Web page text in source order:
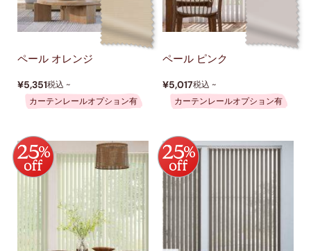
ペール オレンジ
¥5,351税込 ~
カーテンレールオプション有
ペール ピンク
¥5,017税込 ~
カーテンレールオプション有